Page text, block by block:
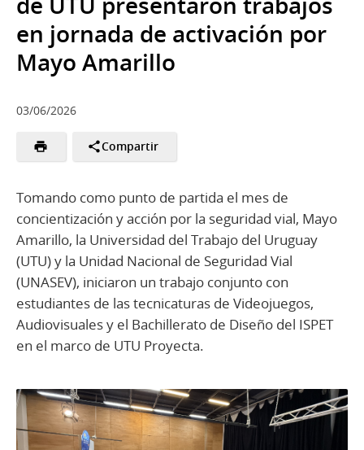
en jornada de activación por
Mayo Amarillo
03/06/2026
Compartir
Tomando como punto de partida el mes de
concientización y acción por la seguridad vial, Mayo
Amarillo, la Universidad del Trabajo del Uruguay
(UTU) y la Unidad Nacional de Seguridad Vial
(UNASEV), iniciaron un trabajo conjunto con
estudiantes de las tecnicaturas de Videojuegos,
Audiovisuales y el Bachillerato de Diseño del ISPET
en el marco de UTU Proyecta.